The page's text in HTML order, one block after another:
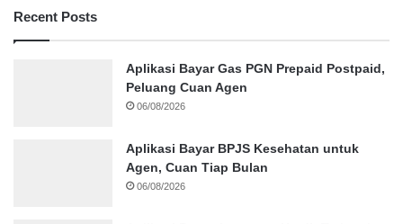
Recent Posts
Aplikasi Bayar Gas PGN Prepaid Postpaid,
Peluang Cuan Agen
06/08/2026
Aplikasi Bayar BPJS Kesehatan untuk
Agen, Cuan Tiap Bulan
06/08/2026